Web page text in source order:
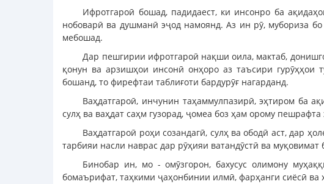
Ифротгароӣ бошад, падидаест, ки инсонро ба
нобоварӣ ва душманӣ эҷод намоянд. Аз ин рӯ, мубориза
мебошад.
Дар пешгирии ифротгароӣ нақши оила, мактаб,
қонун ва арзишҳои инсонӣ онҳоро аз таъсири гурӯҳҳои
бошанд, то фирефтаи таблиғоти бардурӯғ нагарданд.
Ваҳдатгароӣ, инчунин таҳаммулпазирӣ, эҳтиром ба
сулҳ ва ваҳдат саҳм гузорад, ҷомеа боз ҳам орому пешрафта
Ваҳдатгароӣ роҳи созандагӣ, сулҳ ва ободӣ аст, дар
тарбияи насли наврас дар рӯҳияи ватандӯстӣ ва
Бинобар ин, мо - омӯзгорон, бахусус олимону
бомаърифат, таҳкими ҷаҳонбинии илмӣ, фарҳанги сиёсӣ